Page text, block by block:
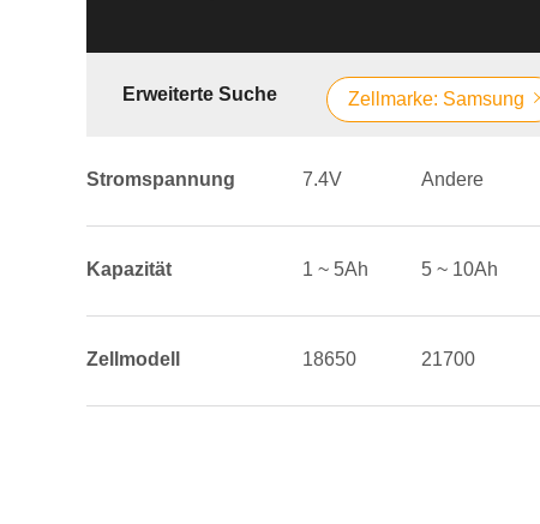
Erweiterte Suche Zellmarke: Samsung
Stromspannung 7.4V Andere
Kapazität 1 ~ 5Ah 5 ~ 10Ah
Zellmodell 18650 21700